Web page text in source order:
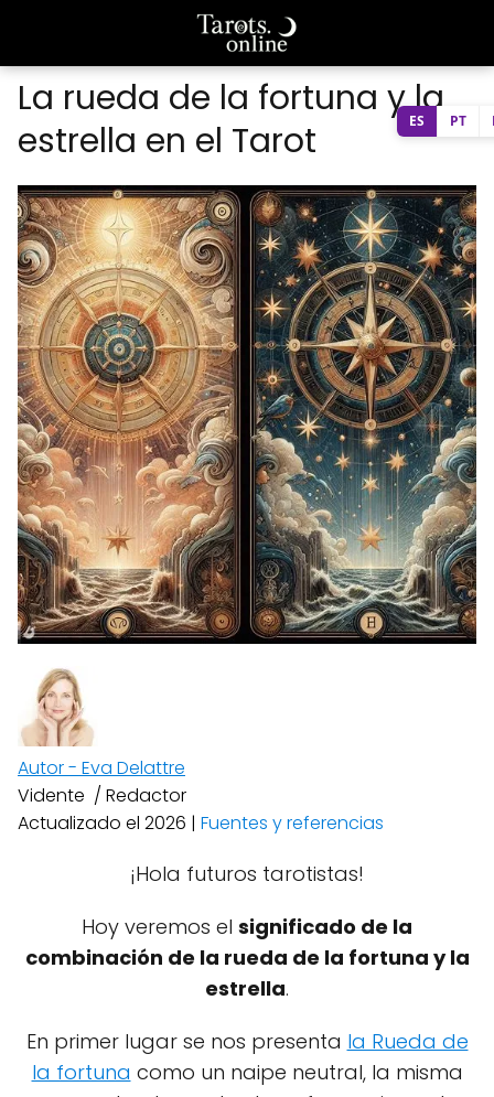
La rueda de la fortuna y la
estrella en el Tarot
Autor - Eva Delattre
Vidente / Redactor
Actualizado el 2026 | Fuentes y referencias
¡Hola futuros tarotistas!
Hoy veremos el significado de la
combinación de la rueda de la fortuna y la
estrella.
En primer lugar se nos presenta la Rueda de
la fortuna como un naipe neutral, la misma
ES PT